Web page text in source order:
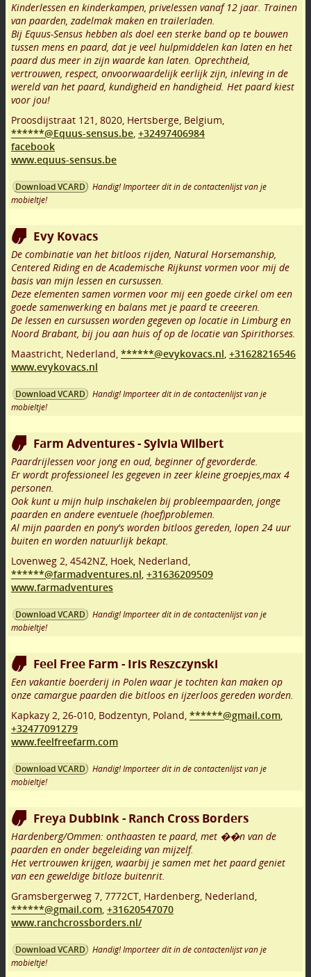
Kinderlessen en kinderkampen, privelessen vanaf 12 jaar. Trainen
van paarden, zadelmak maken en trailerladen.
Bij Equus-Sensus hebben als doel een sterke band op te bouwen
tussen mens en paard, dat je veel hulpmiddelen kan laten en het
paard dus meer in zijn waarde kan laten. Oprechtheid,
vertrouwen, respect, onvoorwaardelijk eerlijk zijn, inleving in de
wereld van het paard, kundigheid en handigheid. Het paard kiest
voor jou!
Proosdijstraat 121 , 8020, Hertsberge, Belgium,
******@Equus-sensus.be, +32497406984
facebook
www.equus-sensus.be
Download VCARD
Handig! Importeer dit in de contactenlijst van je
mobieltje!
Evy Kovacs
De combinatie van het bitloos rijden, Natural Horsemanship,
Centered Riding en de Academische Rijkunst vormen voor mij de
basis van mijn lessen en cursussen.
Deze elementen samen vormen voor mij een goede cirkel om een
goede samenwerking en balans met je paard te creeeren.
De lessen en cursussen worden gegeven op locatie in Limburg en
Noord Brabant, bij jou aan huis of op de locatie van Spirithorses.
Maastricht, Nederland, ******@evykovacs.nl, +31628216546
www.evykovacs.nl
Download VCARD
Handig! Importeer dit in de contactenlijst van je
mobieltje!
Farm Adventures - Sylvia Wilbert
Paardrijlessen voor jong en oud, beginner of gevorderde.
Er wordt professioneel les gegeven in zeer kleine groepjes,max 4
personen.
Ook kunt u mijn hulp inschakelen bij probleempaarden, jonge
paarden en andere eventuele (hoef)problemen.
Al mijn paarden en pony's worden bitloos gereden, lopen 24 uur
buiten en worden natuurlijk bekapt.
Lovenweg 2, 4542NZ, Hoek, Nederland,
******@farmadventures.nl, +31636209509
www.farmadventures
Download VCARD
Handig! Importeer dit in de contactenlijst van je
mobieltje!
Feel Free Farm - Iris Reszczynski
Een vakantie boerderij in Polen waar je tochten kan maken op
onze camargue paarden die bitloos en ijzerloos gereden worden.
Kapkazy 2, 26-010, Bodzentyn, Poland, ******@gmail.com,
+32477091279
www.feelfreefarm.com
Download VCARD
Handig! Importeer dit in de contactenlijst van je
mobieltje!
Freya Dubbink - Ranch Cross Borders
Hardenberg/Ommen: onthaasten te paard, met ��n van de
paarden en onder begeleiding van mijzelf.
Het vertrouwen krijgen, waarbij je samen met het paard geniet
van een geweldige bitloze buitenrit.
Gramsbergerweg 7, 7772CT, Hardenberg, Nederland,
******@gmail.com, +31620547070
www.ranchcrossborders.nl/
Download VCARD
Handig! Importeer dit in de contactenlijst van je
mobieltje!